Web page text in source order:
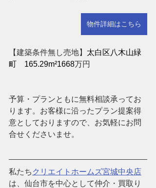
物件詳細はこちら
【建築条件無し売地】 太白区八木山緑
町
165.29m²1668万円
予算・プランともに無料相談承ってお
ります。お客様に沿ったプラン提案得
意としておりますので、お気軽にお問
合せくださいませ。
私たち クリエイトホームズ宮城中央店
は、仙台市を中心として仲介・買取り